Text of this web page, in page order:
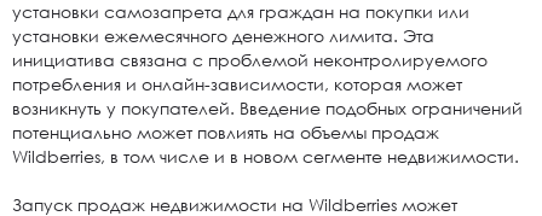
установки самозапрета для граждан на покупки или
установки ежемесячного денежного лимита. Эта
инициатива связана с проблемой неконтролируемого
потребления и онлайн-зависимости, которая может
возникнуть у покупателей. Введение подобных ограничений
потенциально может повлиять на объемы продаж
Wildberries, в том числе и в новом сегменте недвижимости.
Запуск продаж недвижимости на Wildberries может